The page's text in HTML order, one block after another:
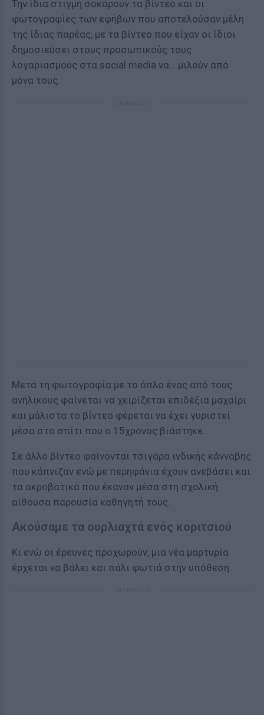
Την ίδια στιγμή σοκάρουν τα βίντεο και οι
φωτογραφίες των εφήβων που αποτελούσαν μέλη
της ίδιας παρέας, με τα βίντεο που είχαν οι ίδιοι
δημοσιεύσει στους προσωπικούς τους
λογαριασμούς στα social media να… μιλούν από
μόνα τους.
Μετά τη φωτογραφία με το όπλο ένας από τους
ανήλικους φαίνεται να χειρίζεται επιδέξια μαχαίρι
και μάλιστα το βίντεο φέρεται να έχει γυριστεί
μέσα στο σπίτι που ο 15χρονος βιάστηκε.
Σε άλλο βίντεο φαίνονται τσιγάρα ινδικής κάνναβης
που κάπνιζαν ενώ με περηφάνια έχουν ανεβάσει και
τα ακροβατικά που έκαναν μέσα στη σχολική
αίθουσα παρουσία καθηγητή τους.
Ακούσαμε τα ουρλιαχτά ενός κοριτσιού
Κι ενώ οι έρευνες προχωρούν, μια νέα μαρτυρία
έρχεται να βάλει και πάλι φωτιά στην υπόθεση.